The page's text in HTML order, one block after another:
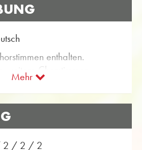
enthalten.
weitere Chorstimmen
(info@obrasso.com)
included in the set.
Mehr
2 / 2 / 2